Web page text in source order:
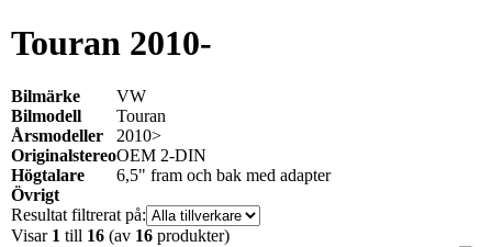
Touran 2010-
Bilmärke
VW
Bilmodell
Touran
Årsmodeller
2010>
OriginalstereoOEM 2-DIN
Högtalare
6,5" fram och bak med adapter
Övrigt
Resultat filtrerat på:
Visar 1 till 16 (av 16 produkter)